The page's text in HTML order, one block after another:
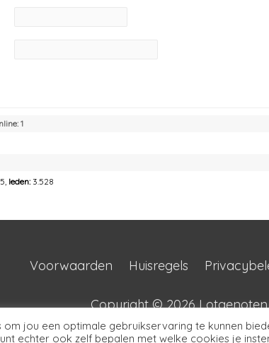
1
leden: 3.528
Voorwaarden Huisregels
Copyright © 2026Lotgenoten
jou een optimale gebruikservaring te kunnen
echter ook zelf bepalen met welke cookies je